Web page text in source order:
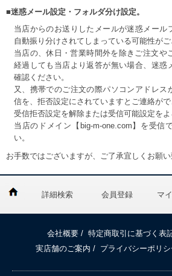
■迷惑メール設定・フォルダ分け設定。
当店からのお送りしたメールが迷惑メール
自動振り分けされてしまっている可能性がご
当店の、休日・営業時間外を除きご注文や
経過しても当店より返答が無い場合、迷惑
確認ください。
又、携帯でのご注文の際パソコンアドレス
信を、拒否設定にされていますとご連絡がで
受信拒否設定を解除または受信可能設定をよ
当店のドメイン【big-m-one.com】を受信
い。
お手数ではございますが、ご了承宜しくお願い
詳細検索 会員登録 マ
会社概要 / 特定商取引に基づく表
実店舗のご案内 / プライバシーポリシ